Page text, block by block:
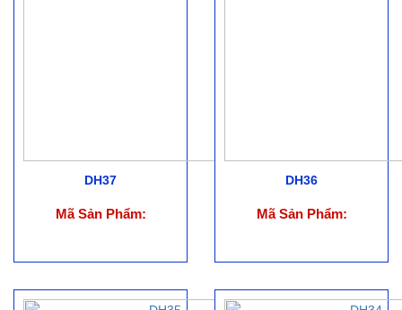
DH37
Mã Sản Phẩm:
DH36
Mã Sản Phẩm: